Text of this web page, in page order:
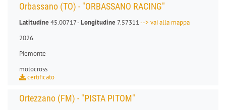
Orbassano (TO) - "ORBASSANO RACING"
Latitudine45.00717 -Longitudine7.57311--> vai alla mappa
2026
Piemonte
motocross
certificato
Ortezzano (FM) - "PISTA PITOM"